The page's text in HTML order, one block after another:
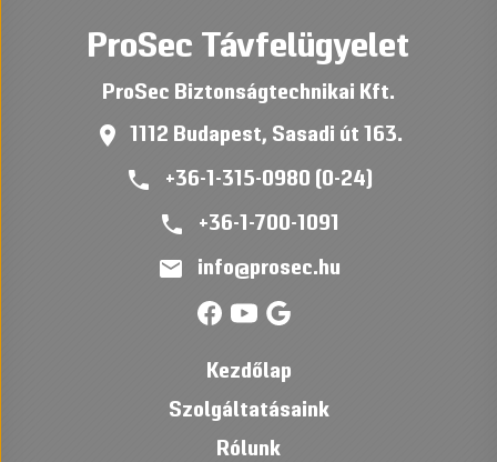
ProSec Távfelügyelet
ProSec Biztonságtechnikai Kft.
place 1112 Budapest, Sasadi út 163.
phone +36-1-315-0980 (0-24)
phone +36-1-700-1091
mail info@prosec.hu
Kezdőlap
Szolgáltatásaink
Rólunk